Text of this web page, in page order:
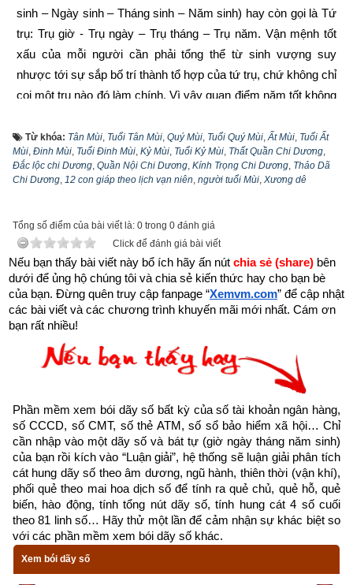
sinh – Ngày sinh – Tháng sinh – Năm sinh) hay còn gọi là Tứ
trụ: Trụ giờ - Trụ ngày – Trụ tháng – Trụ năm. Vận mệnh tốt
xấu của mỗi người cần phải tổng thể từ sinh vượng suy
nhược tới sự sắp bố trí thành tổ hợp của tứ trụ, chứ không chỉ
coi một trụ nào đó làm chính. Vì vậy quan điểm năm tốt không
bằng giờ tốt là phiến diện còn quan niệm năm sinh quyết định
toàn bộ vận mệnh còn người thì lại càng sai lầm hơn nữa.
Vậy hiểu như thế nào mới lại đúng?
là ngọn nguồn của nhân mệnh. Gốc khô thì cây chết, gốc có
rễ cắm sâu thì lá xanh, nền rỗng thì nhà đổ, nền kiên cố thì
nhà chắc chắn.
Tháng sinh trong tứ trụ giống như cành của cây, cành chắc
khỏe thì lá mới tươi tốt được.
Ngày sinh trong tứ trụ như hoa trên cây. Nhật trụ sinh
vượng tựa như muôn hoa khoe sắc. Nhật nguyên suy nhược,
Giờ sinh trong tứ trụ giống như quả. Giờ cường vượng thì
nhiều quả ngon, giờ suy nhược thì quả vừa ít mà lại không
ngon hoặc có hoa mà không kết quả.
1. Người tuổi Mùi (Dê) sinh năm bao nhiêu
Cầm tinh tiếng hán là 擒 星, là từ hán việt gồm “Cầm” có ý
nghĩa là con vật, thú vật, cầm thú còn Tinh là sao. Do đó “cầm
Từ khóa: Tân Mùi, Tuổi Tân Mùi, Quý Mùi, Tuổi Quý Mùi,Ất Mùi, Tuổi Ất
Mùi, Đinh Mùi, Tuổi Đinh Mùi, Kỷ Mùi, Tuổi Kỷ Mùi, Thất Quần Chi Dương,
Đắc lộc chi Dương, Quần Nội Chi Dương, Kính Trọng Chi Dương, Thảo Dã
Chi Dương, 12 con giáp theo lịch vạn niên, người tuổi Mùi, Xương dê
Tổng số điểm của bài viết là: 0 trong 0 đánh giá
Click để đánh giá bài viết
Nếu bạn thấy bài viết này bổ ích hãy ấn nút chia sẻ (share) bên
dưới để ủng hộ chúng tôi và chia sẻ kiến thức hay cho bạn bè
của bạn. Đừng quên truy cập fanpage “Xemvm.com” để cập nhật
các bài viết và các chương trình khuyến mãi mới nhất. Cám ơn
bạn rất nhiều!
Phần mềm xem bói dãy số bất kỳ của số tài khoản ngân hàng,
số CCCD, số CMT, số thẻ ATM, số sổ bảo hiểm xã hội… Chỉ
cần nhập vào một dãy số và bát tự (giờ ngày tháng năm sinh)
của bạn rồi kích vào “Luận giải”, hệ thống sẽ luận giải phân tích
cát hung dãy số theo âm dương, ngũ hành, thiên thời (vận khí),
phối quẻ theo mai hoa dịch số để tính ra quẻ chủ, quẻ hỗ, quẻ
biến, hào động, tính tổng nút dãy số, tính hung cát 4 số cuối
theo 81 linh số… Hãy thử một lần để cảm nhận sự khác biệt so
với các phần mềm xem bói dãy số khác.
Xem bói dãy số